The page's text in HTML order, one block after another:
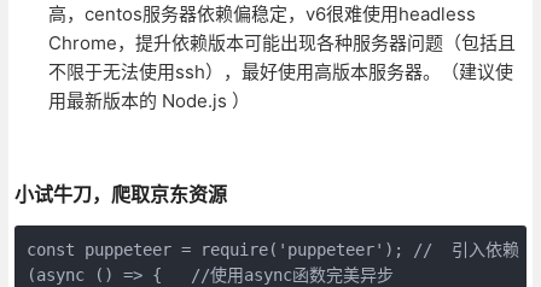
高，centos服务器依赖偏稳定，v6很难使用headless
Chrome，提升依赖版本可能出现各种服务器问题（包括且
不限于无法使用ssh），最好使用高版本服务器。（建议使
用最新版本的 Node.js ）
小试牛刀，爬取京东资源
const puppeteer = require('puppeteer'); //  引入依赖
(async () => {   //使用async函数完美异步